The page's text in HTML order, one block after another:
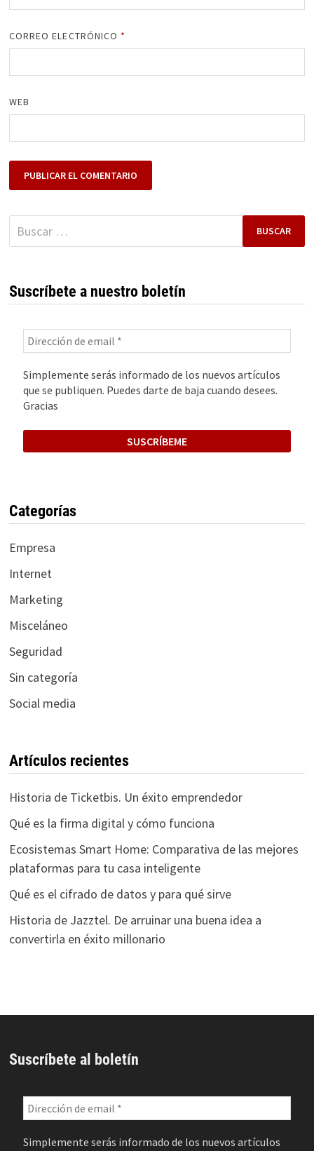
CORREO ELECTRÓNICO *
WEB
Buscar:
Suscríbete a nuestro boletín
Simplemente serás informado de los nuevos artículos
que se publiquen. Puedes darte de baja cuando desees.
Gracias
Categorías
Empresa
Internet
Marketing
Misceláneo
Seguridad
Sin categoría
Social media
Artículos recientes
Historia de Ticketbis. Un éxito emprendedor
Qué es la firma digital y cómo funciona
Ecosistemas Smart Home: Comparativa de las mejores
plataformas para tu casa inteligente
Qué es el cifrado de datos y para qué sirve
Historia de Jazztel. De arruinar una buena idea a
convertirla en éxito millonario
Suscríbete al boletín
Simplemente serás informado de los nuevos artículos